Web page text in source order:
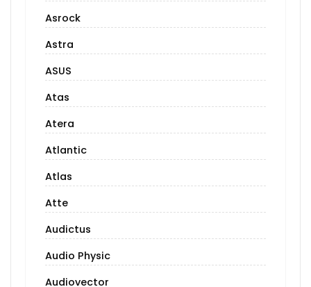
Asrock
Astra
ASUS
Atas
Atera
Atlantic
Atlas
Atte
Audictus
Audio Physic
Audiovector